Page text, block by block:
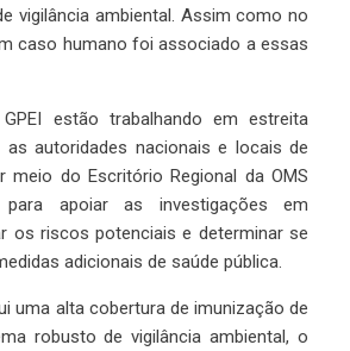
vigilância ambiental. Assim como no
caso humano foi associado a essas
estão trabalhando em estreita
autoridades nacionais e locais de
meio do Escritório Regional da OMS
apoiar as investigações em
os riscos potenciais e determinar se
adicionais de saúde pública.
uma alta cobertura de imunização de
robusto de vigilância ambiental, o